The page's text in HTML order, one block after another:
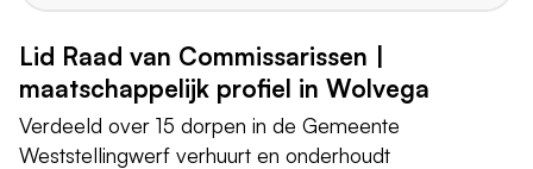
Lid Raad van Commissarissen |
maatschappelijk profiel in Wolvega
Verdeeld over 15 dorpen in de Gemeente
Weststellingwerf verhuurt en onderhoudt